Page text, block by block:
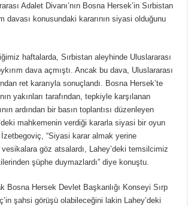
Adalet Divanı’nın Bosna Hersek’in Sırbistan
davası konusundaki kararının siyasi olduğunu
haftalarda, Sırbistan aleyhinde Uluslararası
dava açmıştı. Ancak bu dava, Uluslararası
ret kararıyla sonuçlandı. Bosna Hersek’te
yakınları tarafından, tepkiyle karşılanan
ardından bir basın toplantısı düzenleyen
mahkemenin verdiği kararla siyasi bir oyun
İzetbegoviç, “Siyasi karar almak yerine
göz atsalardı, Lahey’deki temsilcimiz
şüphe duymazlardı” diye konuştu.
Bosna Hersek Devlet Başkanlığı Konseyi Sırp
şahsi görüşü olabileceğini lakin Lahey’deki